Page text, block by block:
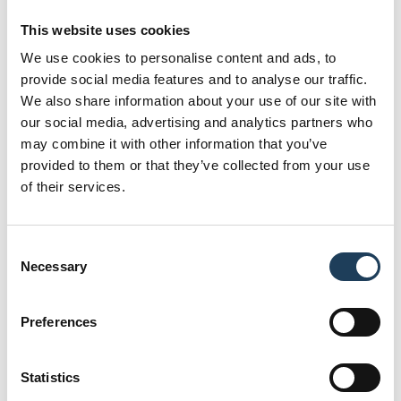
This website uses cookies
We use cookies to personalise content and ads, to
provide social media features and to analyse our traffic.
We also share information about your use of our site with
our social media, advertising and analytics partners who
may combine it with other information that you’ve
provided to them or that they’ve collected from your use
of their services.
Necessary
Preferences
Statistics